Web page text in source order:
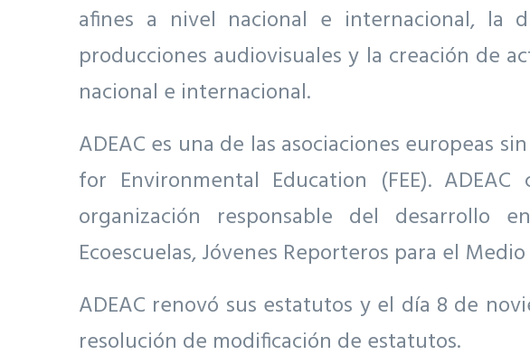
afines a nivel nacional e internacional, la
producciones audiovisuales y la creación de
nacional e internacional.
ADEAC es una de las asociaciones europeas
for Environmental Education (FEE).
organización responsable del desarrollo
Ecoescuelas, Jóvenes Reporteros para el
ADEAC renovó sus estatutos y el día 8 de
resolución de modificación de estatutos.